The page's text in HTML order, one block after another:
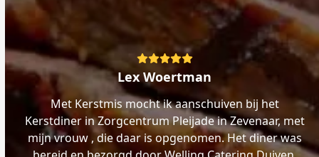
Rating:
5
Lex Woertman
Met Kerstmis mocht ik aanschuiven bij het
Kerstdiner in Zorgcentrum Pleijade in Zevenaar, met
mijn vrouw , die daar is opgenomen. Het diner was